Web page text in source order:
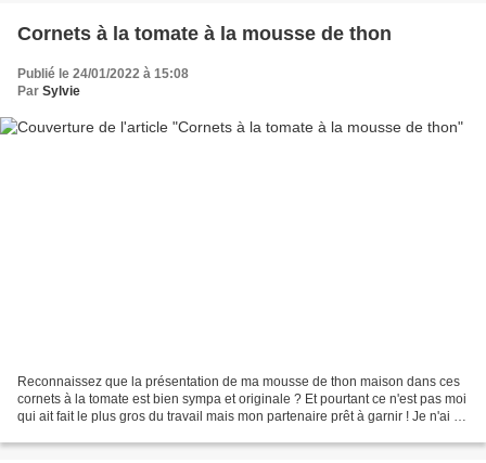
Cornets à la tomate à la mousse de thon
Publié le 24/01/2022 à 15:08
Par Sylvie
Reconnaissez que la présentation de ma mousse de thon maison dans ces
cornets à la tomate est bien sympa et originale ? Et pourtant ce n'est pas moi
qui ait fait le plus gros du travail mais mon partenaire prêt à garnir ! Je n'ai eu